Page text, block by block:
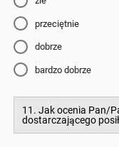
przeciętnie
dobrze
bardzo dobrze
11. Jak ocenia Pan/
dostarczającego